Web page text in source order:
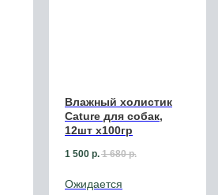
Влажный холистик
Cature для собак,
12шт х100гр
1 500 р. 1 680 р.